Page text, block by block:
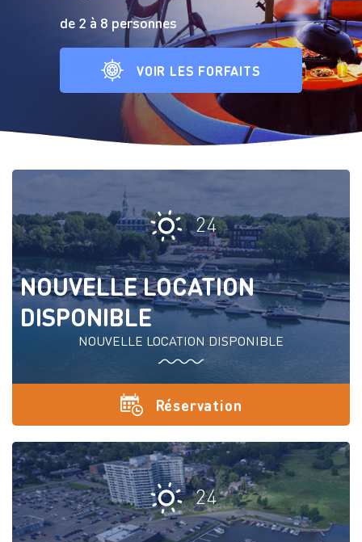
de 2 à 8 personnes
VOIR LES FORFAITS
24
NOUVELLE LOCATION
DISPONIBLE
NOUVELLE LOCATION DISPONIBLE
Réservation
24